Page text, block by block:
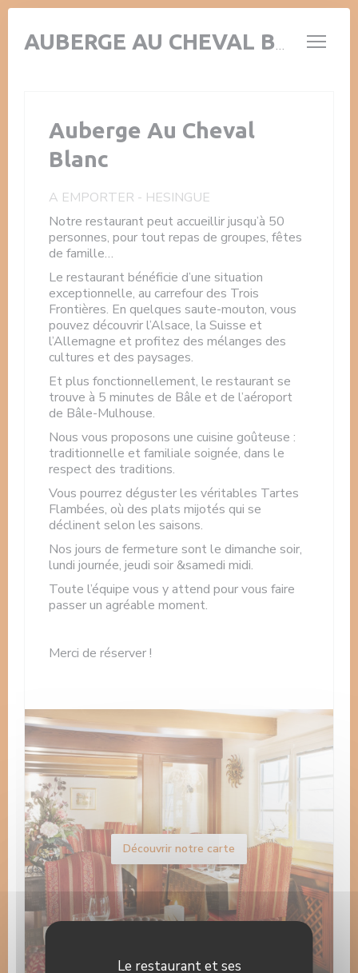
Personnalisation de vos choix en matière de cookies
Le restaurant et ses
AUBERGE AU CHEVAL BLANC
Auberge Au Cheval
Blanc
A EMPORTER - HESINGUE
Notre restaurant peut accueillir jusqu’à 50
personnes, pour tout repas de groupes, fêtes
de famille…
Le restaurant bénéficie d’une situation
exceptionnelle, au carrefour des Trois
Frontières. En quelques saute-mouton, vous
pouvez découvrir l’Alsace, la Suisse et
l’Allemagne et profitez des mélanges des
cultures et des paysages.
Et plus fonctionnellement, le restaurant se
trouve à 5 minutes de Bâle et de l’aéroport
de Bâle-Mulhouse.
Nous vous proposons une cuisine goûteuse :
traditionnelle et familiale soignée, dans le
respect des traditions.
Vous pourrez déguster les véritables Tartes
Flambées, où des plats mijotés qui se
déclinent selon les saisons.
Nos jours de fermeture sont le dimanche soir,
lundi journée, jeudi soir &samedi midi.
Toute l’équipe vous y attend pour vous faire
passer un agréable moment.
Merci de réserver !
Découvrir notre carte